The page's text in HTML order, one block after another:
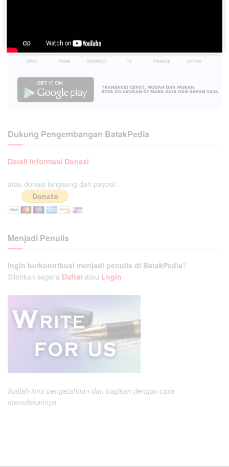
Dukung Pengembangan BatakPedia
Detail Informasi Donasi
atau donasi langsung dari paypal :
Menjadi Penulis
Ingin berkontribusi menjadi penulis di BatakPedia?
Silahkan segera Daftar atau Login
Ikatlah ilmu pengetahuan dan bagikan dengan cara
menuliskannya